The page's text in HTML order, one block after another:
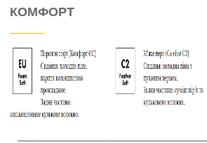
КОМФОРТ